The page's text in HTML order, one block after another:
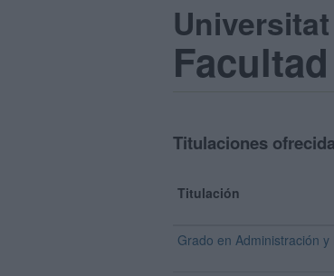
Titulaciones
Titulación
Grado en Administración